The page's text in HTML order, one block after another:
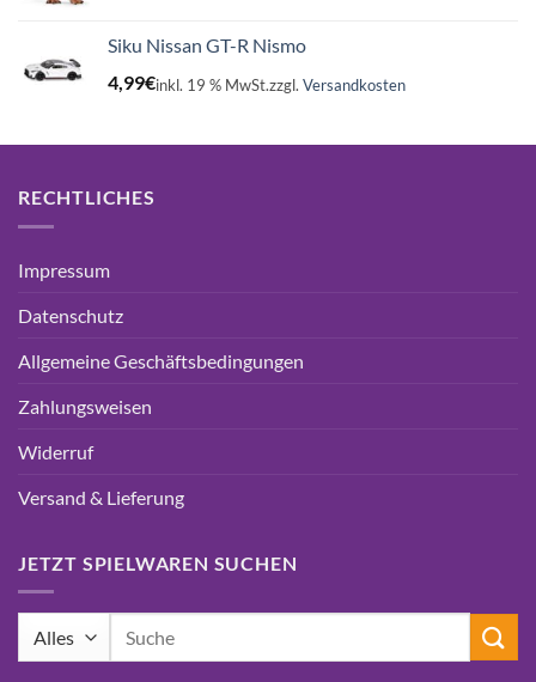
Siku Nissan GT-R Nismo
4,99€inkl. 19 % MwSt.zzgl. Versandkosten
RECHTLICHES
Impressum
Datenschutz
Allgemeine Geschäftsbedingungen
Zahlungsweisen
Widerruf
Versand & Lieferung
JETZT SPIELWAREN SUCHEN